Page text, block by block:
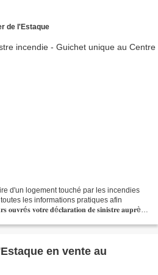
de l'Estaque
d'un logement touché par les incendies
les informations pratiques afin
𝐯𝐨𝐭𝐫𝐞 𝐝é𝐜𝐥𝐚𝐫𝐚𝐭𝐢𝐨𝐧 𝐝𝐞 𝐬𝐢𝐧𝐢𝐬𝐭𝐫𝐞 𝐚𝐮𝐩𝐫è𝐬
en vente au